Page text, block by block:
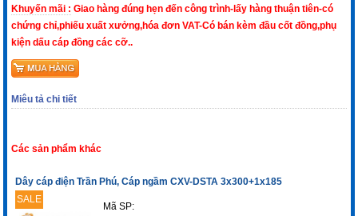
Khuyến mãi : Giao hàng đúng hẹn đến công trình-lấy hàng thuận tiên-có
chứng chỉ,phiếu xuất xưởng,hóa đơn VAT-Có bán kèm đầu cốt đồng,phụ
kiện dấu cáp đồng các cỡ..
Miêu tả chi tiết
Các sản phẩm khác
Dây cáp điện Trần Phú, Cáp ngầm CXV-DSTA 3x300+1x185
SALE
Mã SP: